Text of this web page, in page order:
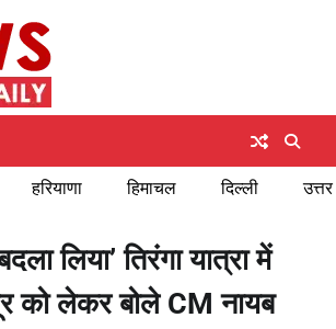
हरियाणा हिमाचल दिल्ली
लिया’ तिरंगा यात्रा में
को लेकर बोले CM नायब